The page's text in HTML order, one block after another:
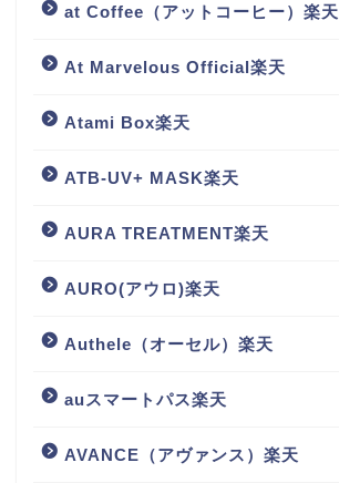
at Coffee（アットコーヒー）楽天
At Marvelous Official楽天
Atami Box楽天
ATB-UV+ MASK楽天
AURA TREATMENT楽天
AURO(アウロ)楽天
Authele（オーセル）楽天
auスマートパス楽天
AVANCE（アヴァンス）楽天